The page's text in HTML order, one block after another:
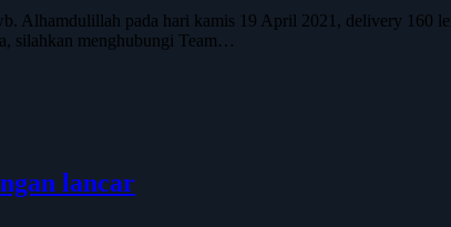
Alhamdulillah pada hari kamis 19 April 2021, delivery 160
silahkan menghubungi Team…
lancar